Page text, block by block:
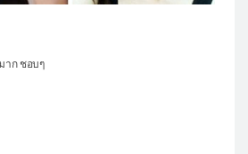
าก ชอบๆ